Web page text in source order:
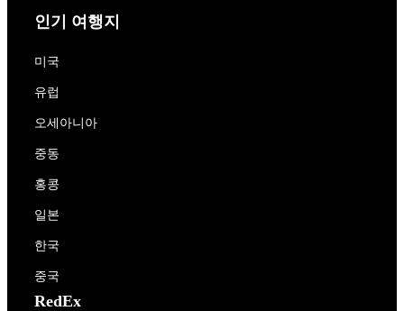
인기 여행지
미국
유럽
오세아니아
중동
홍콩
일본
한국
중국
RedEx